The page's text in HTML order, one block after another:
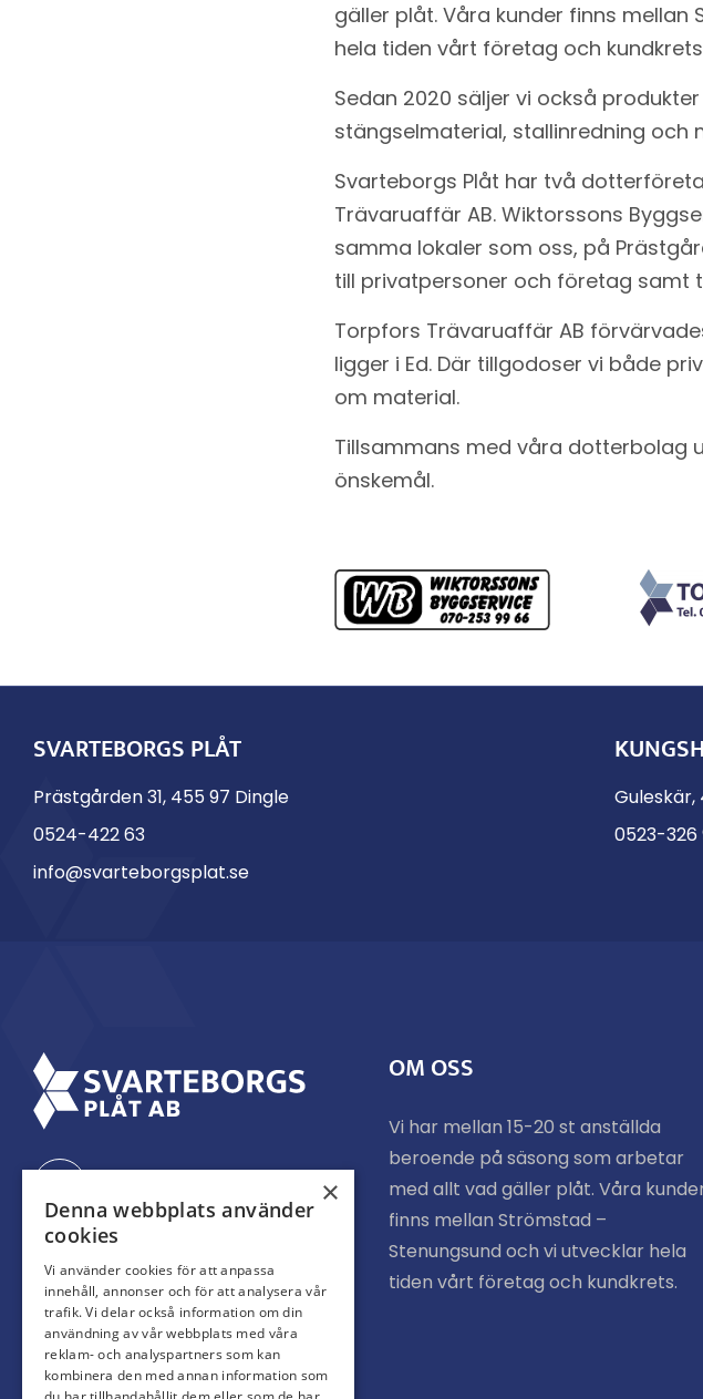
gäller plåt. Våra kunder finns
hela tiden vårt företag och
Sedan 2020 säljer vi också
stängselmaterial, stallinredning och
Svarteborgs Plåt har två
Trävaruaffär AB. Wiktorssons
samma lokaler som oss, på
till privatpersoner och företag samt
Torpfors Trävaruaffär AB
ligger i Ed. Där tillgodoser vi både
om material.
Tillsammans med våra dotterbolag
önskemål.
SVARTEBORGS PLÅT
Prästgården 31, 455 97 Dingle
0524-422 63
info@svarteborgsplat.se
Guleskär,
0523-326
OM OSS
Vi har mellan 15-20 st anställda
beroende på säsong som arbetar
med allt vad gäller plåt. Våra
finns mellan Strömstad –
Stenungsund och vi utvecklar hela
tiden vårt företag och kundkrets.
×
Denna webbplats använder
cookies
Vi använder cookies för att anpassa
innehåll, annonser och för att analysera vår
trafik. Vi delar också information om din
användning av vår webbplats med våra
reklam- och analyspartners som kan
kombinera den med annan information som